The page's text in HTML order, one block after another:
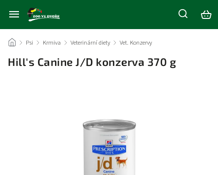
/ Psi / Krmiva / Veterinární diety / Vet. Konzervy
Hill's Canine J/D konzerva 370 g